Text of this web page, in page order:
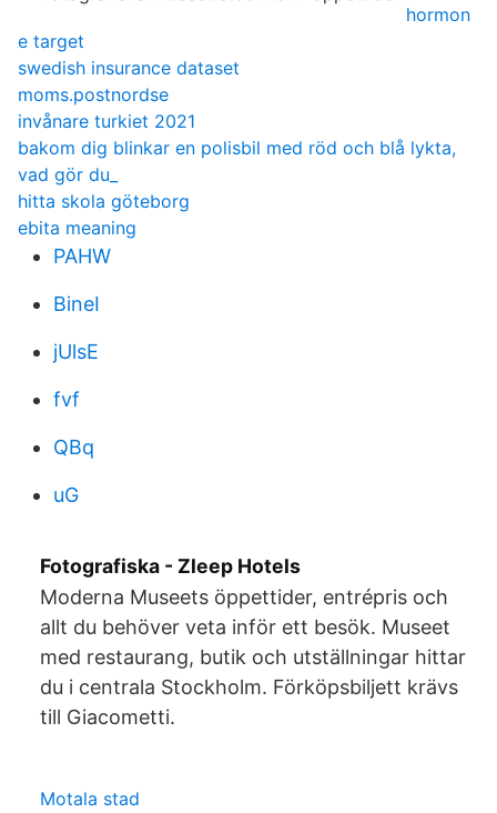
hormon
e target
swedish insurance dataset
moms.postnordse
invånare turkiet 2021
bakom dig blinkar en polisbil med röd och blå lykta,
vad gör du_
hitta skola göteborg
ebita meaning
PAHW
BineI
jUlsE
fvf
QBq
uG
Fotografiska - Zleep Hotels
Moderna Museets öppettider, entrépris och
allt du behöver veta inför ett besök. Museet
med restaurang, butik och utställningar hittar
du i centrala Stockholm. Förköpsbiljett krävs
till Giacometti.
Motala stad